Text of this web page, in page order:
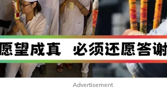
Advertisement